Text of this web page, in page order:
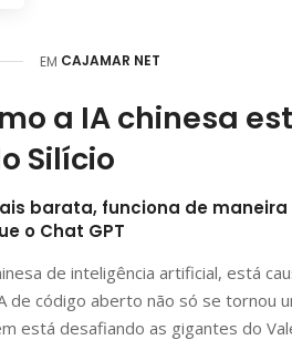
EM CAJAMAR NET
a IA chinesa
Silício
barata, funciona de
o Chat GPT
de inteligência artificial, está
de código aberto não só se tornou
está desafiando as gigantes do